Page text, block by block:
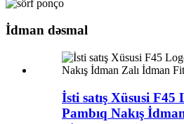
İdman dəsmal
İsti satış Xüsusi F45
Pambıq Nakış